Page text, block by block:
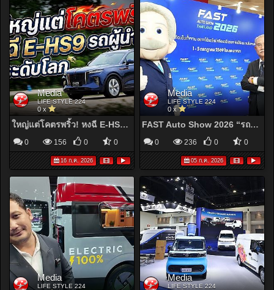
Media
LIFE STYLE 224
0 x
ใหญ่แต่โคตรพริ้ว! หงฉี E-HS9 หรูที่สุดจากจีน! พวงมาลัยขวา คันแรกในไทย
0 156 0 0
16 ก.ค. 2026
Media
LIFE STYLE 224
0 x
FAST Auto Show 2026 “รถใหม่-รถมือสอง”สุดคุ้ม วันนี้ – 5 ก.ค. ที่ไบเทค
0 236 0 0
05 ก.ค. 2026
Media
LIFE STYLE 224
Media
LIFE STYLE 224